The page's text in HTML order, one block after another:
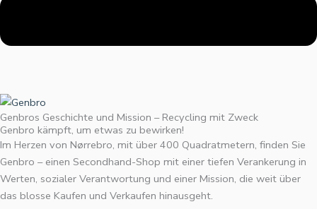
Genbros Geschichte und Mission – Recycling mit Zweck
Genbro kämpft, um etwas zu bewirken!
Im Herzen von Nørrebro, mit über 400 Quadratmetern, finden Sie
Genbro – einen Secondhand-Shop mit einer tiefen Verankerung in
Werten, sozialer Verantwortung und einer Mission, die weit über
das blosse Kaufen und Verkaufen hinausgeht.